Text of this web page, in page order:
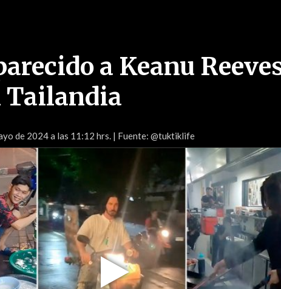
a Keanu
Tailandia
de 2024 a las 11:12 hrs. | Fuente: @tuktiklife
Play
Video